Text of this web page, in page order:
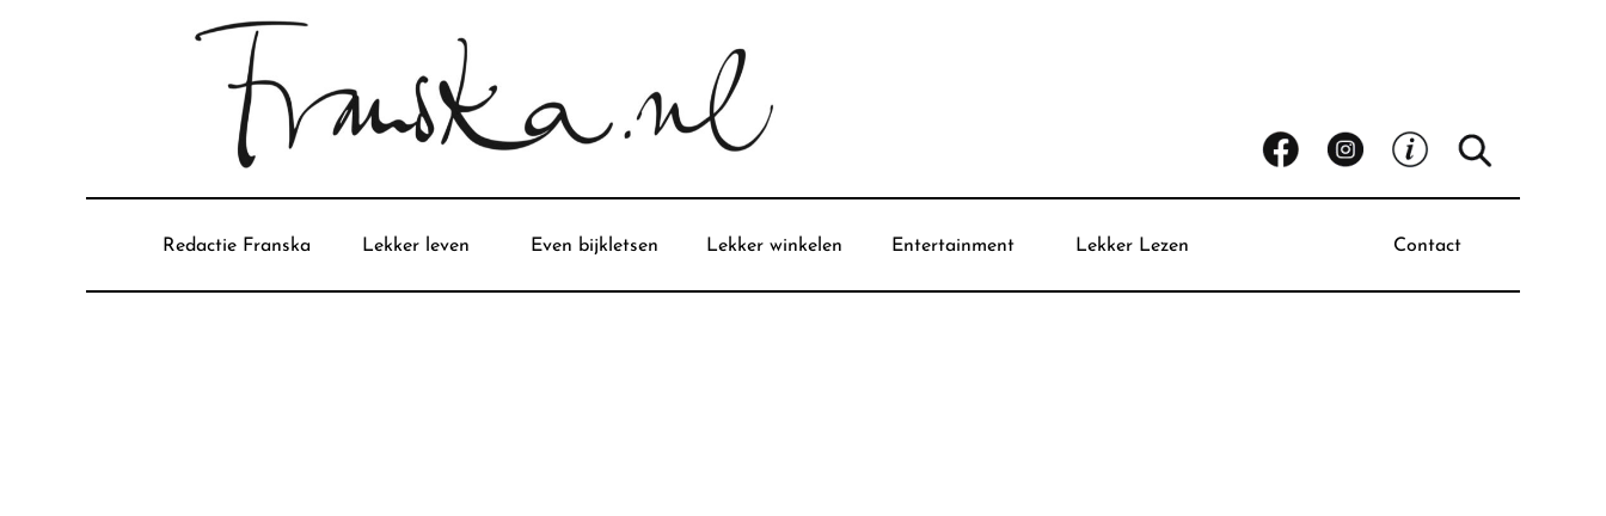
Redactie Franska Lekker leven Even bijkletsen Lekker winkelen Entertainment Lekker Lezen Contact